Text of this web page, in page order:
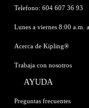
Telefono: 604 607 36 93
Lunes a viernes 8:00 a.m.
Acerca de Kipling®
Trabaja con nosotros
AYUDA
Preguntas frecuentes